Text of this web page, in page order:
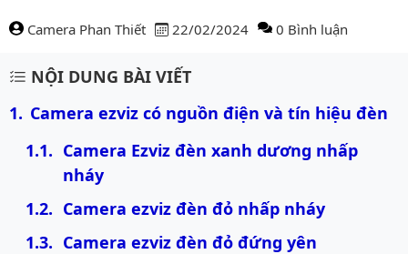
Camera Phan Thiết 22/02/2024 0 Bình luận
Nội dung bài viết
NỘI DUNG BÀI VIẾT
Camera ezviz có nguồn điện và tín hiệu đèn
Camera Ezviz đèn xanh dương nhấp
nháy
Camera ezviz đèn đỏ nhấp nháy
Camera ezviz đèn đỏ đứng yên